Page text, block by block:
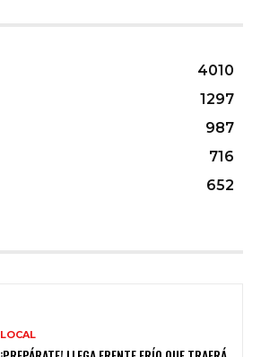
4010
1297
987
716
652
LOCAL